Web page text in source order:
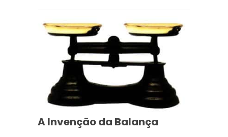
A Invenção da Balança